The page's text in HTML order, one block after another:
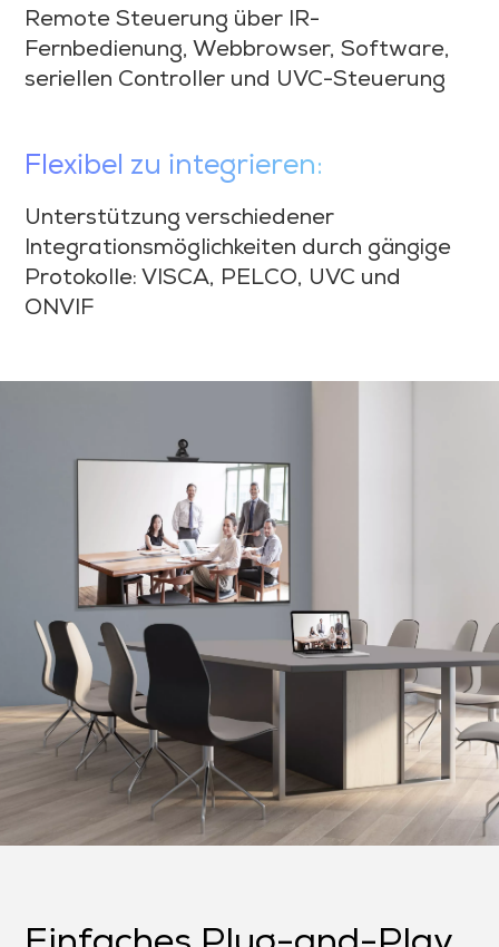
Remote Steuerung über IR-
Fernbedienung, Webbrowser, Software,
seriellen Controller und UVC-Steuerung
Flexibel zu integrieren:
Unterstützung verschiedener
Integrationsmöglichkeiten durch gängige
Protokolle: VISCA, PELCO, UVC und
ONVIF